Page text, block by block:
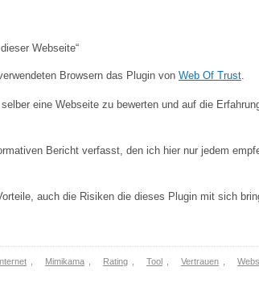
Webseite“
Browsern das Plugin von Web Of Trust.
eine Webseite zu bewerten und auf die
Bericht verfasst, den ich hier nur jedem
auch die Risiken die dieses Plugin mit sich
Mimikama Rating Tool Vertrauen